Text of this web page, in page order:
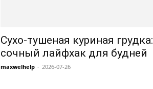
Сухо-тушеная куриная грудка:
сочный лайфхак для будней
maxwelhelp - 2026-07-26